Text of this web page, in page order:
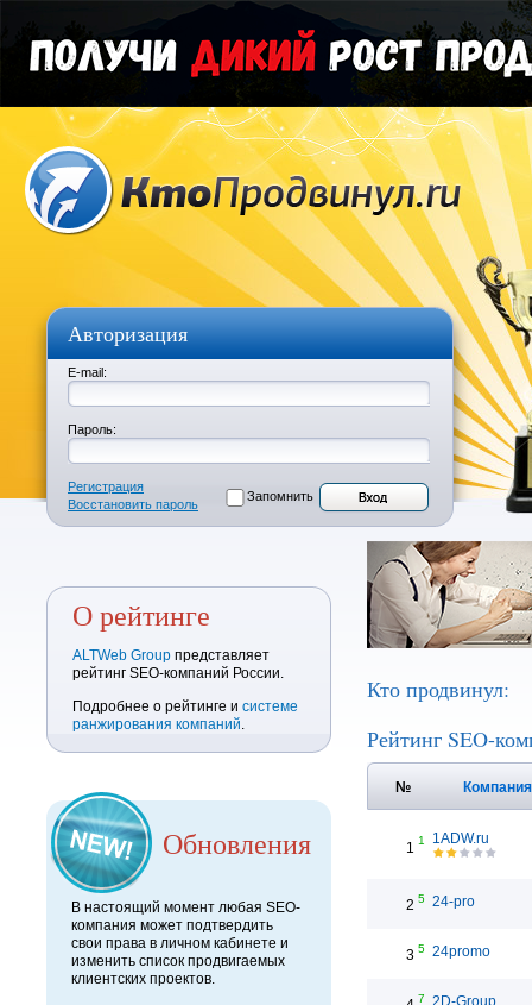
Авторизация
E-mail:
Пароль:
Регистрация
Восстановить пароль
Запомнить
О рейтинге
ALTWeb Group представляет
рейтинг SEO-компаний России.
Подробнее о рейтинге и системе
ранжирования компаний.
Обновления
В настоящий момент любая SEO-
компания может подтвердить
свои права в личном кабинете и
изменить список продвигаемых
клиентских проектов.
Кто продвинул:
Рейтинг SEO-
№ Компания
1 1 1ADW.ru
2 5 24-pro
3 5 24promo
7 2D-Group